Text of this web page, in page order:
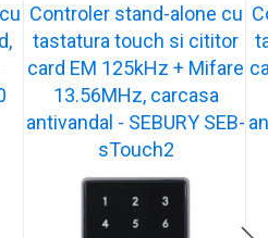
Controler stand-alone cu
tastatura touch si cititor
card EM 125kHz + Mifare
13.56MHz, carcasa
antivandal - SEBURY SEB-
sTouch2